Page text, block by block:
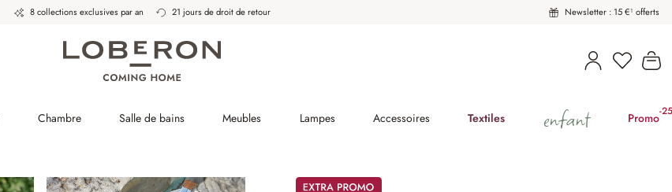
8 collections exclusives par an 21 jours de droit de retour Newsletter : 15 €¹ offerts
Vous
Chambre Salle de bains Meubles Lampes Accessoires Textiles enfant Promo-
Promos